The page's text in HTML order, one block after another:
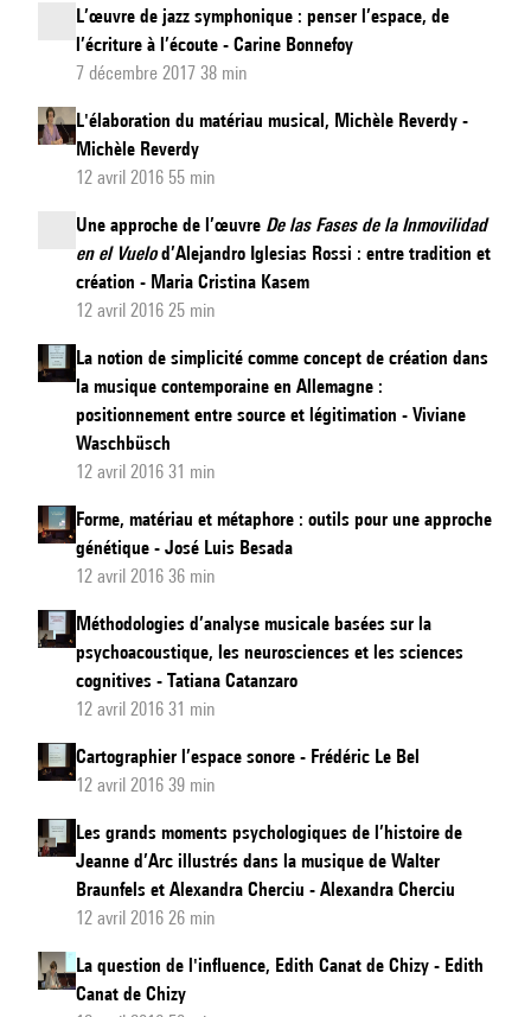
L’œuvre de jazz symphonique : penser l’espace, de
l’écriture à l’écoute - Carine Bonnefoy
7 décembre 2017 38 min
L'élaboration du matériau musical, Michèle Reverdy -
Michèle Reverdy
12 avril 2016 55 min
Une approche de l’œuvre De las Fases de la Inmovilidad
en el Vuelod’Alejandro Iglesias Rossi : entre tradition et
création - Maria Cristina Kasem
12 avril 2016 25 min
La notion de simplicité comme concept de création dans
la musique contemporaine en Allemagne :
positionnement entre source et légitimation - Viviane
Waschbüsch
12 avril 2016 31 min
Forme, matériau et métaphore : outils pour une approche
génétique - José Luis Besada
12 avril 2016 36 min
Méthodologies d’analyse musicale basées sur la
psychoacoustique, les neurosciences et les sciences
cognitives - Tatiana Catanzaro
12 avril 2016 31 min
Cartographier l’espace sonore - Frédéric Le Bel
12 avril 2016 39 min
Les grands moments psychologiques de l’histoire de
Jeanne d’Arc illustrés dans la musique de Walter
Braunfels et Alexandra Cherciu - Alexandra Cherciu
12 avril 2016 26 min
La question de l'influence, Edith Canat de Chizy - Edith
Canat de Chizy